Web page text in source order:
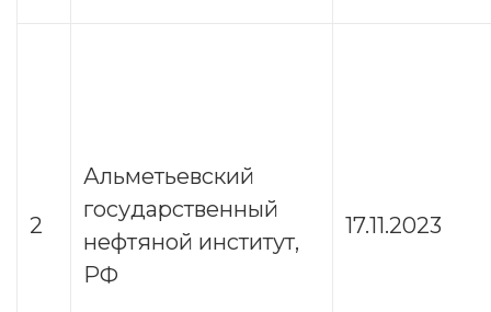
2
Альметьевский
государственный
нефтяной институт,
РФ
17.11.2023